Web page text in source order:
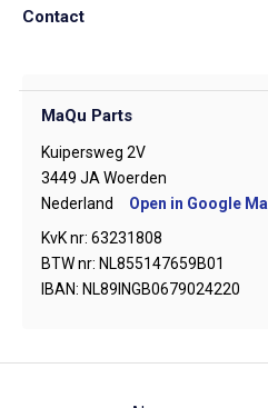
Contact
MaQu Parts
Kuipersweg 2V
3449 JA Woerden
Nederland
Open in Google
KvK nr: 63231808
BTW nr: NL855147659B01
IBAN: NL89INGB0679024220